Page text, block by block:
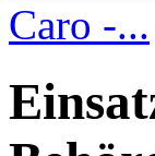
Caro -...